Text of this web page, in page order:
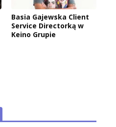
Basia Gajewska Client
Service Directorką w
Keino Grupie